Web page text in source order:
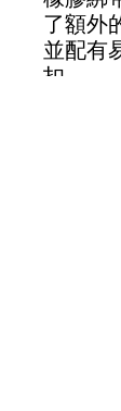
了額外
並配有
扣，